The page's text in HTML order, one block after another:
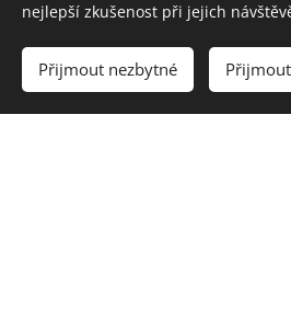
... že smíš naslouchat
... že smíš uvolnit všechny
smíš
nejlepší zkušenost při jejich
Přijmout nezbytné